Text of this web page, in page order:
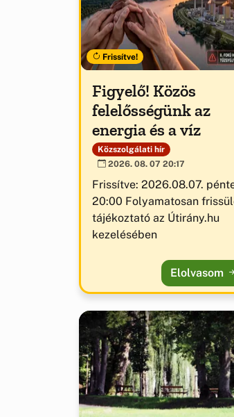
Frissítve!
Figyelő! Közös
felelősségünk az
energia és a víz
Közszolgálati hír
2026. 08. 07 20:17
Frissítve: 2026.08.07.
20:00 Folyamatosan
tájékoztató az Útirány.hu
kezelésében
Elolvasom